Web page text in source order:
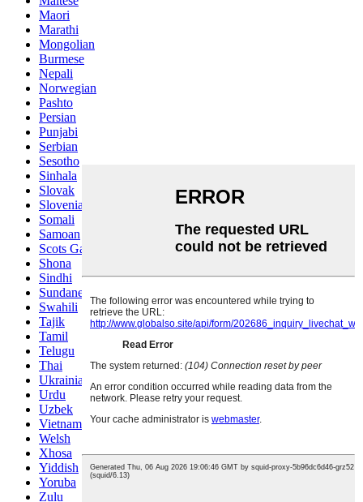
Maori
Marathi
Mongolian
Burmese
Nepali
Norwegian
Pashto
Persian
Punjabi
Serbian
Sesotho
Sinhala
Slovak
Slovenian
Somali
Samoan
Scots Gaelic
Shona
Sindhi
Sundanese
Swahili
Tajik
Tamil
Telugu
Thai
Ukrainian
Urdu
Uzbek
Vietnamese
Welsh
Xhosa
Yiddish
Yoruba
Zulu